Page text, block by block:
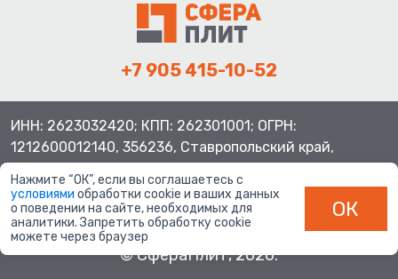
+7 905 415-10-52
ИНН: 2623032420; КПП: 262301001; ОГРН:
1212600012140, 356236, Ставропольский край,
© СфераПлит, 2026.
Нажмите “ОК”, если вы соглашаетесь с
условиями обработки cookie и ваших данных
о поведении на сайте, необходимых для
аналитики. Запретить обработку cookie
можете через браузер
ОК